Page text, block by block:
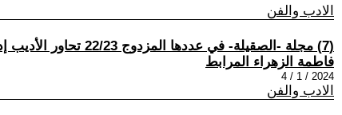
الادب والفن
(7) مجلة -الصقيلة- في عددها المزدوج 22/23 تحاور الأديب إدريس الملياني وتستحضر القاص الراحل مبارك الدريبي
فاطمة الزهراء المرابط
2024 / 1 / 4
الادب والفن